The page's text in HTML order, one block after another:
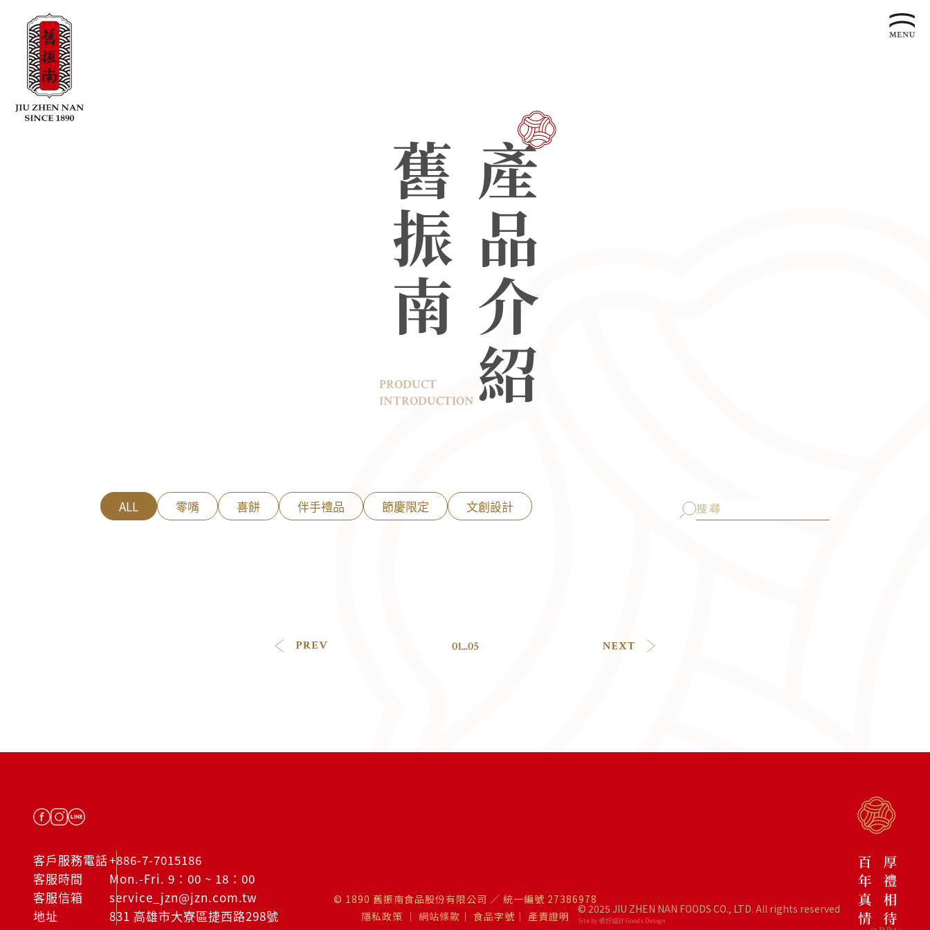
舊振南產品介紹
PRODUCT
INTRODUCTION
ALL 零嘴 喜餅 伴手禮品 節慶限定 文創設計
01...05
客戶服務電話+886-7-7015186
客服時間
Mon.-Fri. 9：00 ~ 18：00
客服信箱
service_jzn@jzn.com.tw
地址
831 高雄市大寮區捷西路298號
© 1890 舊振南食品股份有限公司 ／ 統一編號 27386978
隱私政策 ｜ 網站條款 ｜ 食品字號 ｜ 產責證明
© 2025 JIU ZHEN NAN FOODS CO., LTD. All rights reserved
Site by 很好設計 Goods Design